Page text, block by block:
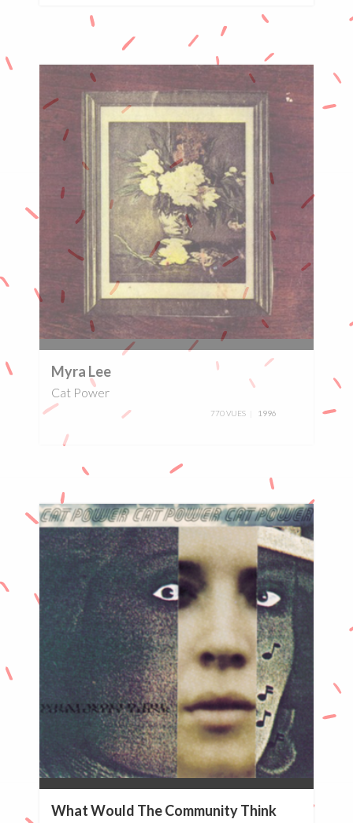
Myra Lee
Cat Power
770 VUES 1996
What Would The Community Think